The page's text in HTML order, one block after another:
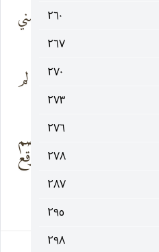
٢٦٠
٢٦٧
٢٧٠
٢٧٣
٢٧٦
٢٧٨
٢٨٧
٢٩٥
٢٩٨
لشدتي ومأمني
بغير وشي الحب لم
وهي لقلب الخصم
قلب البرقع